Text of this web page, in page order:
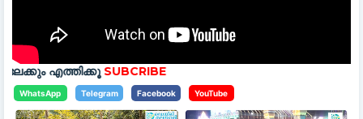
SUBCRIBE
WhatsApp Telegram Facebook YouTube